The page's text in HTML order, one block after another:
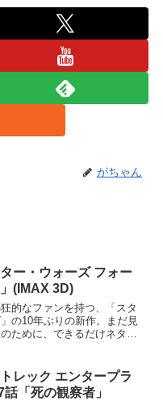
がちゃん
ー・ウォーズ フォー
(IMAX 3D)
的なファンを持つ、「スタ
の10年ぶりの新作。まだ見
ために、できるだけネタバ
メイク版という雰囲気を漂
いう事で...
レック エンタープラ
「死の観察者」